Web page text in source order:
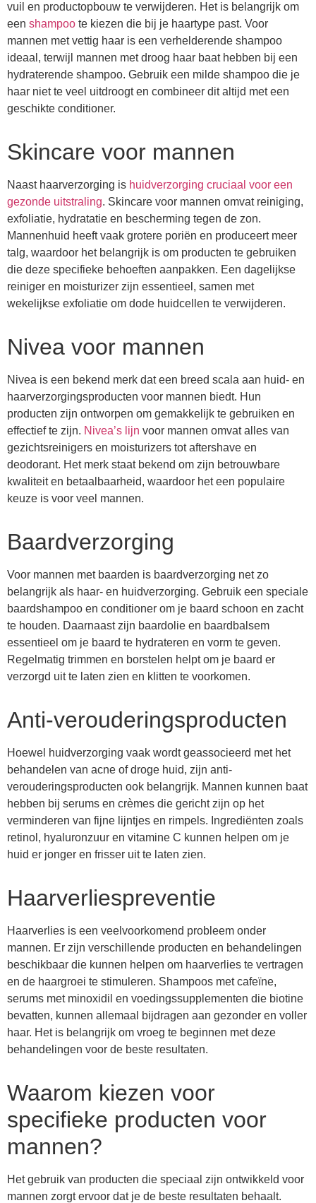
vuil en productopbouw te verwijderen. Het is belangrijk om
een shampoo te kiezen die bij je haartype past. Voor
mannen met vettig haar is een verhelderende shampoo
ideaal, terwijl mannen met droog haar baat hebben bij een
hydraterende shampoo. Gebruik een milde shampoo die je
haar niet te veel uitdroogt en combineer dit altijd met een
geschikte conditioner.
Skincare voor mannen
Naast haarverzorging is huidverzorging cruciaal voor een
gezonde uitstraling. Skincare voor mannen omvat reiniging,
exfoliatie, hydratatie en bescherming tegen de zon.
Mannenhuid heeft vaak grotere poriën en produceert meer
talg, waardoor het belangrijk is om producten te gebruiken
die deze specifieke behoeften aanpakken. Een dagelijkse
reiniger en moisturizer zijn essentieel, samen met
wekelijkse exfoliatie om dode huidcellen te verwijderen.
Nivea voor mannen
Nivea is een bekend merk dat een breed scala aan huid- en
haarverzorgingsproducten voor mannen biedt. Hun
producten zijn ontworpen om gemakkelijk te gebruiken en
effectief te zijn. Nivea’s lijn voor mannen omvat alles van
gezichtsreinigers en moisturizers tot aftershave en
deodorant. Het merk staat bekend om zijn betrouwbare
kwaliteit en betaalbaarheid, waardoor het een populaire
keuze is voor veel mannen.
Baardverzorging
Voor mannen met baarden is baardverzorging net zo
belangrijk als haar- en huidverzorging. Gebruik een speciale
baardshampoo en conditioner om je baard schoon en zacht
te houden. Daarnaast zijn baardolie en baardbalsem
essentieel om je baard te hydrateren en vorm te geven.
Regelmatig trimmen en borstelen helpt om je baard er
verzorgd uit te laten zien en klitten te voorkomen.
Anti-verouderingsproducten
Hoewel huidverzorging vaak wordt geassocieerd met het
behandelen van acne of droge huid, zijn anti-
verouderingsproducten ook belangrijk. Mannen kunnen baat
hebben bij serums en crèmes die gericht zijn op het
verminderen van fijne lijntjes en rimpels. Ingrediënten zoals
retinol, hyaluronzuur en vitamine C kunnen helpen om je
huid er jonger en frisser uit te laten zien.
Haarverliespreventie
Haarverlies is een veelvoorkomend probleem onder
mannen. Er zijn verschillende producten en behandelingen
beschikbaar die kunnen helpen om haarverlies te vertragen
en de haargroei te stimuleren. Shampoos met cafeïne,
serums met minoxidil en voedingssupplementen die biotine
bevatten, kunnen allemaal bijdragen aan gezonder en voller
haar. Het is belangrijk om vroeg te beginnen met deze
behandelingen voor de beste resultaten.
Waarom kiezen voor
specifieke producten voor
mannen?
Het gebruik van producten die speciaal zijn ontwikkeld voor
mannen zorgt ervoor dat je de beste resultaten behaalt.